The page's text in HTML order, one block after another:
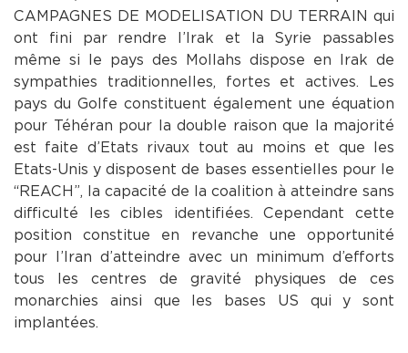
CAMPAGNES DE MODELISATION DU TERRAIN qui
ont fini par rendre l’Irak et la Syrie passables
même si le pays des Mollahs dispose en Irak de
sympathies traditionnelles, fortes et actives. Les
pays du Golfe constituent également une équation
pour Téhéran pour la double raison que la majorité
est faite d’Etats rivaux tout au moins et que les
Etats-Unis y disposent de bases essentielles pour le
“REACH”, la capacité de la coalition à atteindre sans
difficulté les cibles identifiées. Cependant cette
position constitue en revanche une opportunité
pour l’Iran d’atteindre avec un minimum d’efforts
tous les centres de gravité physiques de ces
monarchies ainsi que les bases US qui y sont
implantées.